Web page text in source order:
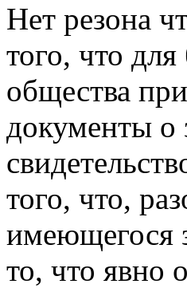
Нет резона
того, что
общества
документы о
того, что,
имеющегося
то, что явно